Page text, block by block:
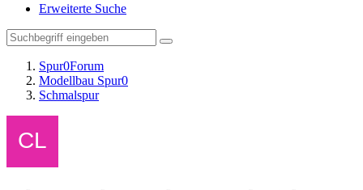
Erweiterte Suche
Spur0Forum
Modellbau Spur0
Schmalspur